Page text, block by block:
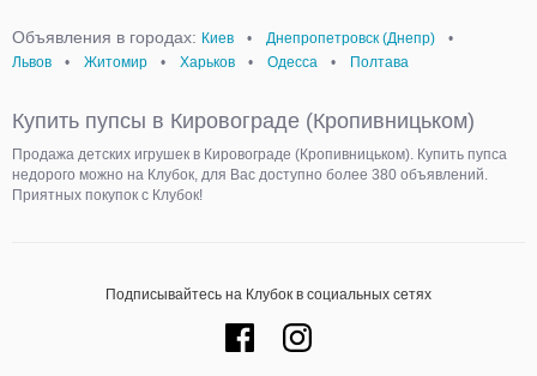
Объявления в городах: Киев • Днепропетровск (Днепр)
•
Львов
• Житомир • Харьков • Одесса • Полтава
Купить пупсы в Кировограде (Кропивницьком)
Продажа детских игрушек в Кировограде (Кропивницьком). Купить пупса
недорого можно на Клубок, для Вас доступно более 380 объявлений.
Приятных покупок с Клубок!
Подписывайтесь на Клубок в социальных сетях